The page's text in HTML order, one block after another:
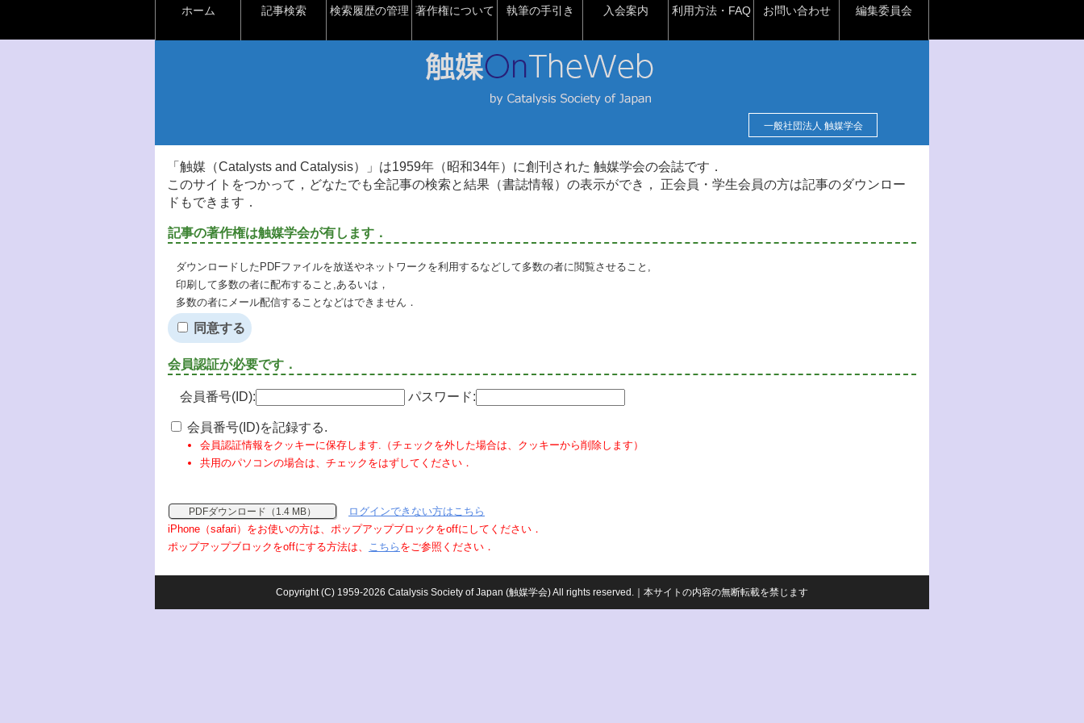
ホーム 記事検索 検索履歴の管理 著作権について 執筆の手引き 入会案内 利用方法・FAQ お問い合わせ 編集委員会
一般社団法人 触媒学会
「触媒（Catalysts and Catalysis）」は1959年（昭和34年）に創刊された 触媒学会の会誌です．
このサイトをつかって，どなたでも全記事の検索と結果（書誌情報）の表示ができ， 正会員・学生会員の方は記事のダウンロー
ドもできます．
記事の著作権は触媒学会が有します．
ダウンロードしたPDFファイルを放送やネットワークを利用するなどして多数の者に閲覧させること,
印刷して多数の者に配布すること,あるいは，
多数の者にメール配信することなどはできません．
同意する
会員認証が必要です．
会員番号(ID): パスワード:
会員番号(ID)を記録する.
会員認証情報をクッキーに保存します.（チェックを外した場合は、クッキーから削除します）
共用のパソコンの場合は、チェックをはずしてください．
PDFダウンロード（1.4 MB）
ログインできない方はこちら
iPhone（safari）をお使いの方は、ポップアップブロックをoffにしてください．
ポップアップブロックをoffにする方法は、 こちら をご参照ください．
Copyright (C) 1959-2026 Catalysis Society of Japan (触媒学会) All rights reserved.｜本サイトの内容の無断転載を禁じます